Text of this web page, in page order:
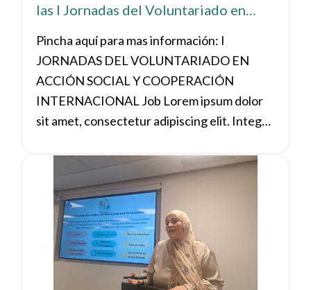
las I Jornadas del Voluntariado en
Internacional, este 4 de diciembre.
Pincha aquí para mas información: I
JORNADAS DEL VOLUNTARIADO EN
ACCIÓN SOCIAL Y COOPERACIÓN
INTERNACIONAL Job Lorem ipsum dolor
sit amet, consectetur adipiscing elit. Integer
Training Lorem ipsum dolor sit amet,
consectetur adipiscing elit. Integer
malesuada fermentum ante Lorem ipsum
Scholarships Lorem ipsum dolor sit amet,
consectetur adipiscing elit. Integer
malesuada fermentum ante Lorem ipsum
Calendar Lorem ipsum dolor sit amet,
Ver noticia